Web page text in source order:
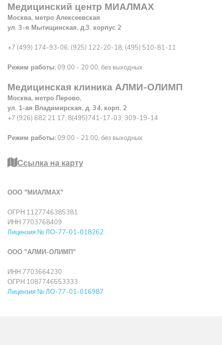
Медицинский центр МИАЛМАХ
Москва, метро Алексеевская
ул. 3-я Мытищинская, д.3. корпус 2
+7 (499) 174-93-06; (925) 122-20-18; (495) 510-81-11
Режим работы: 09:00 - 20:00, без выходных
Медицинская клиника АЛМИ-ОЛИМП
Москва, метро Перово,
ул. 1-ая Владимирская, д. 34, корп. 2
+7 (926) 682 21 17; 8(495)741-17-03; 309-19-14
Режим работы: 09:00 - 21:00, без выходных
Ссылка на карту
ООО "МИАЛМАХ"
ОГРН 1127746385381
ИНН 7703768409
Лицензия № ЛО-77-01-018262
ООО "АЛМИ-ОЛИМП"
ИНН 7703664230
ОГРН 1087746553333
Лицензия № ЛО-77-01-016987